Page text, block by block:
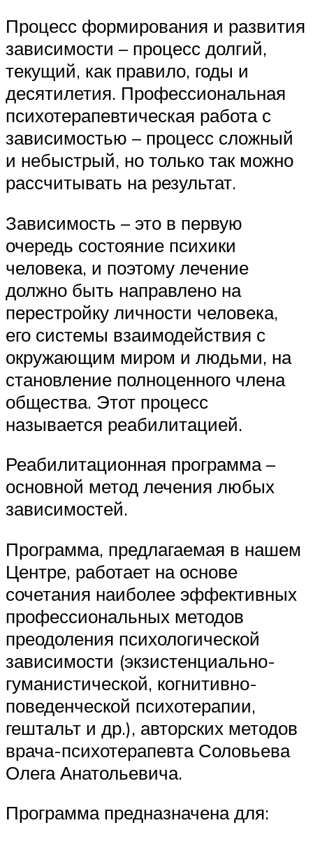
Процесс формирования и развития
зависимости – процесс долгий,
текущий, как правило, годы и
десятилетия. Профессиональная
психотерапевтическая работа с
зависимостью – процесс сложный
и небыстрый, но только так можно
рассчитывать на результат.
Зависимость – это в первую
очередь состояние психики
человека, и поэтому лечение
должно быть направлено на
перестройку личности человека,
его системы взаимодействия с
окружающим миром и людьми, на
становление полноценного члена
общества. Этот процесс
называется реабилитацией.
Реабилитационная программа –
основной метод лечения любых
зависимостей.
Программа, предлагаемая в нашем
Центре, работает на основе
сочетания наиболее эффективных
профессиональных методов
преодоления психологической
зависимости (экзистенциально-
гуманистической, когнитивно-
поведенческой психотерапии,
гештальт и др.), авторских методов
врача-психотерапевта Соловьева
Олега Анатольевича.
Программа предназначена для: